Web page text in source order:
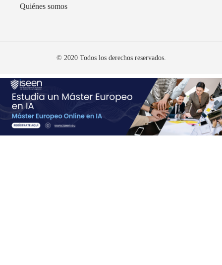
Quiénes somos
© 2020 Todos los derechos reservados.